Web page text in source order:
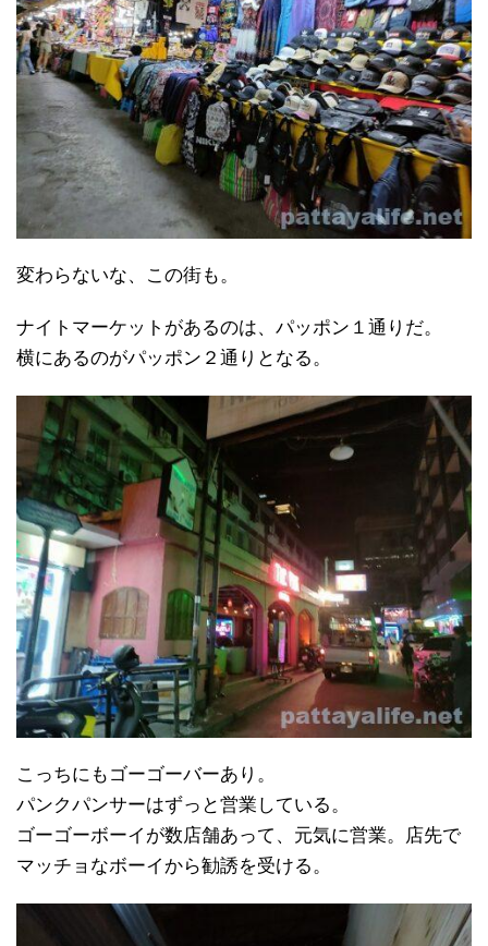
変わらないな、この街も。
ナイトマーケットがあるのは、パッポン１通りだ。
横にあるのがパッポン２通りとなる。
こっちにもゴーゴーバーあり。
パンクパンサーはずっと営業している。
ゴーゴーボーイが数店舗あって、元気に営業。店先で
マッチョなボーイから勧誘を受ける。